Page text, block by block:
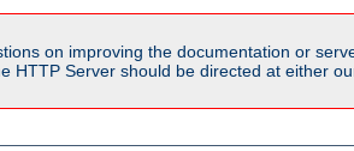
on improving the documentation or
Server should be directed at either